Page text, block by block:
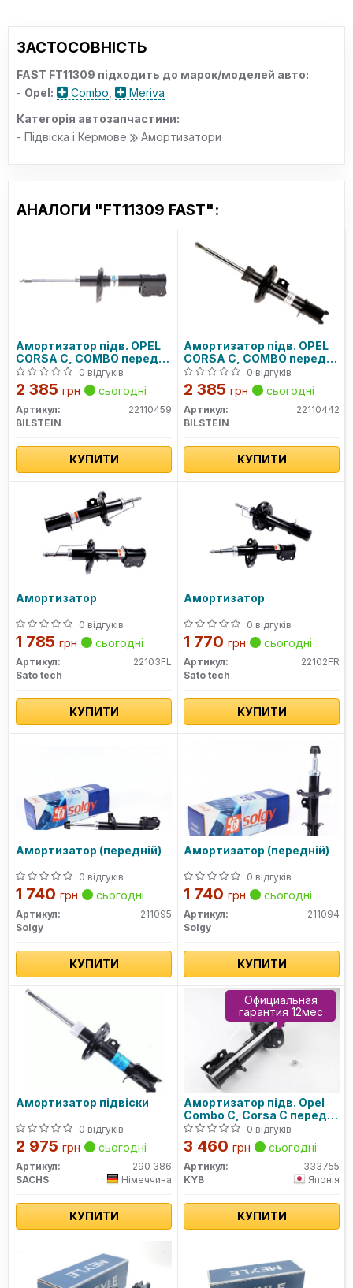
ЗАСТОСОВНІСТЬ
FAST FT11309 підходить до марок/моделей авто:
- Opel: Combo
Meriva
Категорія автозапчастини:
- Підвіска і Кермове
Амортизатори
АНАЛОГИ "FT11309 FAST":
Амортизатор підв. OPEL
CORSA C, COMBO передн.
прав. газов. B4 (вир-во
Bilstein)
0 відгуків
2 385 грн сьогодні
Артикул:
22110459
BILSTEIN
КУПИТИ
Амортизатор підв. OPEL
CORSA C, COMBO передн.
лів. газов. B4 (вир-во
Bilstein)
0 відгуків
2 385 грн сьогодні
Артикул:
22110442
BILSTEIN
КУПИТИ
Амортизатор
0 відгуків
1 785 грн сьогодні
Артикул:
22103FL
Sato tech
КУПИТИ
Амортизатор
0 відгуків
1 770 грн сьогодні
Артикул:
22102FR
Sato tech
КУПИТИ
Амортизатор (передній)
0 відгуків
1 740 грн сьогодні
Артикул:
211095
Solgy
КУПИТИ
Амортизатор (передній)
0 відгуків
1 740 грн сьогодні
Артикул:
211094
Solgy
КУПИТИ
Амортизатор підвіски
0 відгуків
2 975 грн сьогодні
Артикул:
290 386
SACHS
Німеччина
КУПИТИ
Амортизатор підв. Opel
Combo C, Corsa C передн.
прав. газов. Excel-G (вир-
во Kayaba)
0 відгуків
3 460 грн сьогодні
Артикул:
333755
KYB
Японія
КУПИТИ
Официальная
гарантия 12мес